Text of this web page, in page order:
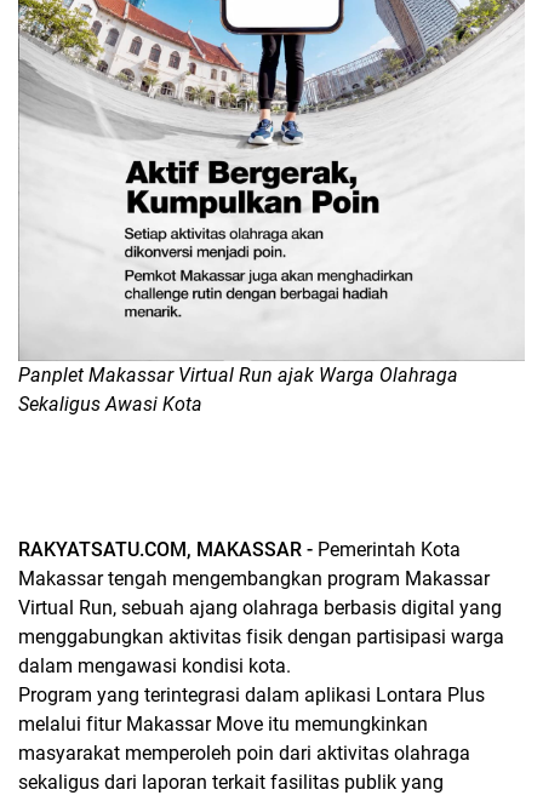
Panplet Makassar Virtual Run ajak Warga Olahraga
Sekaligus Awasi Kota
RAKYATSATU.COM, MAKASSAR - Pemerintah Kota
Makassar tengah mengembangkan program Makassar
Virtual Run, sebuah ajang olahraga berbasis digital yang
menggabungkan aktivitas fisik dengan partisipasi warga
dalam mengawasi kondisi kota.
Program yang terintegrasi dalam aplikasi Lontara Plus
melalui fitur Makassar Move itu memungkinkan
masyarakat memperoleh poin dari aktivitas olahraga
sekaligus dari laporan terkait fasilitas publik yang